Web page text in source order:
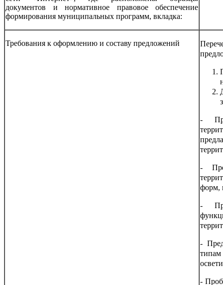
документов и нормативное правовое обеспечение
формирования муниципальных программ, вкладка:
Требования к оформлению и составу предложений
-
-
форм,
-
-
типам
-